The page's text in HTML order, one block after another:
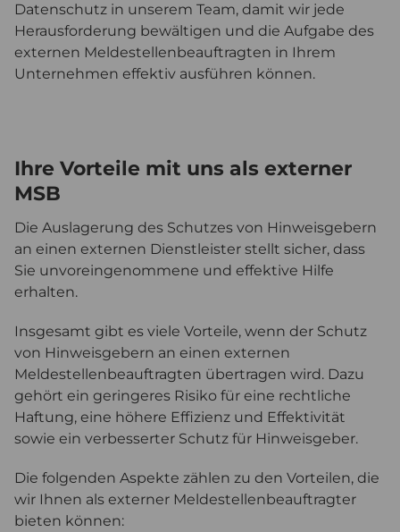
Datenschutz in unserem Team, damit wir jede
Herausforderung bewältigen und die Aufgabe des
externen Meldestellenbeauftragten in Ihrem
Unternehmen effektiv ausführen können.
Ihre Vorteile mit uns als externer
MSB
Die Auslagerung des Schutzes von Hinweisgebern
an einen externen Dienstleister stellt sicher, dass
Sie unvoreingenommene und effektive Hilfe
erhalten.
Insgesamt gibt es viele Vorteile, wenn der Schutz
von Hinweisgebern an einen externen
Meldestellenbeauftragten übertragen wird. Dazu
gehört ein geringeres Risiko für eine rechtliche
Haftung, eine höhere Effizienz und Effektivität
sowie ein verbesserter Schutz für Hinweisgeber.
Die folgenden Aspekte zählen zu den Vorteilen, die
wir Ihnen als externer Meldestellenbeauftragter
bieten können: